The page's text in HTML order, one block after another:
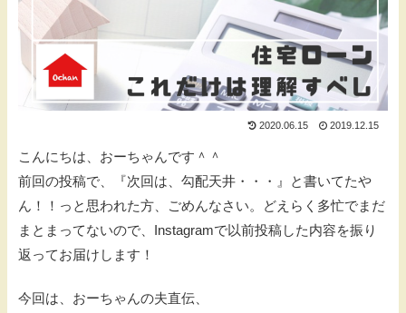
2020.06.15 2019.12.15
こんにちは、おーちゃんです＾＾
前回の投稿で、『次回は、勾配天井・・・』と書いてたや
ん！！っと思われた方、ごめんなさい。どえらく多忙でまだ
まとまってないので、Instagramで以前投稿した内容を振り
返ってお届けします！
今回は、おーちゃんの夫直伝、